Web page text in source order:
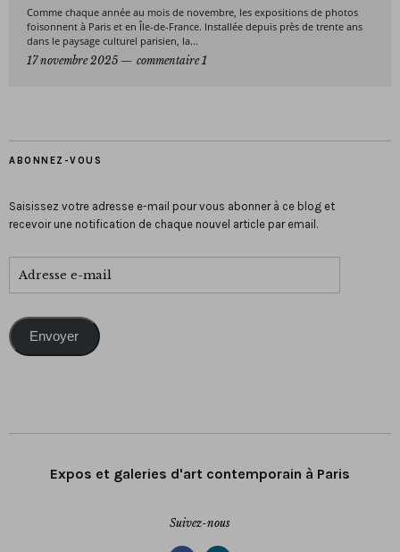
Comme chaque année au mois de novembre, les expositions de photos
foisonnent à Paris et en Île-de-France. Installée depuis près de trente ans
dans le paysage culturel parisien, la...
17 novembre 2025
commentaire 1
ABONNEZ-VOUS
Saisissez votre adresse e-mail pour vous abonner à ce blog et
recevoir une notification de chaque nouvel article par email.
Envoyer
Expos et galeries d'art contemporain à Paris
Suivez-nous